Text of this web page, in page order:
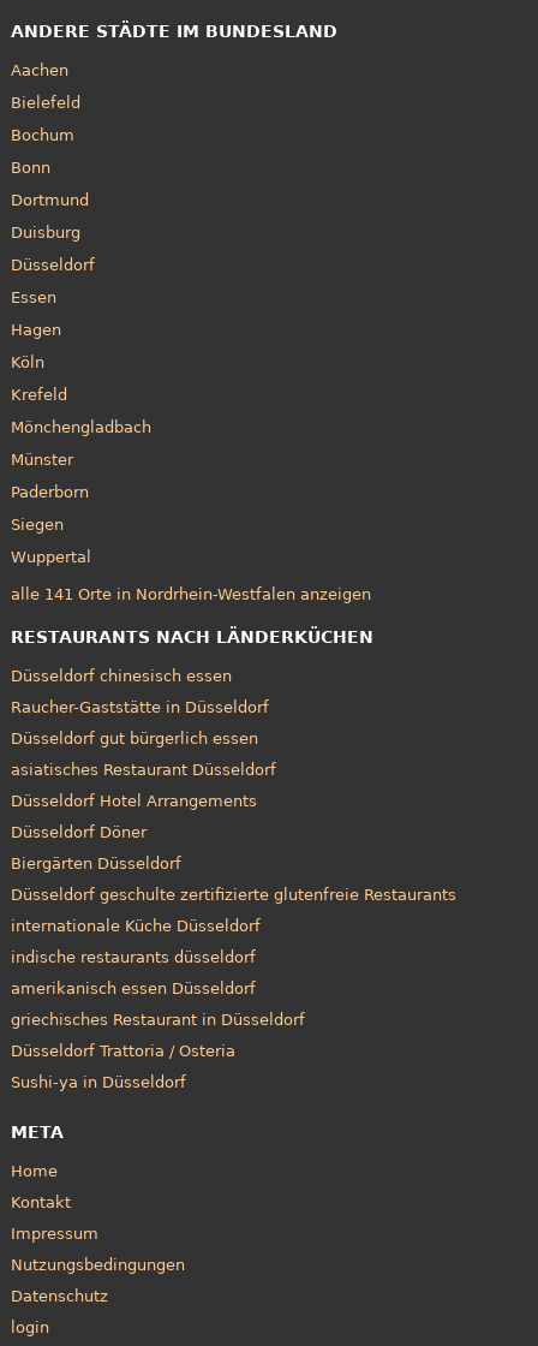
ANDERE STÄDTE IM BUNDESLAND
Aachen
Bielefeld
Bochum
Bonn
Dortmund
Duisburg
Düsseldorf
Essen
Hagen
Köln
Krefeld
Mönchengladbach
Münster
Paderborn
Siegen
Wuppertal
alle 141 Orte in Nordrhein-Westfalen anzeigen
RESTAURANTS NACH LÄNDERKÜCHEN
Düsseldorf chinesisch essen
Raucher-Gaststätte in Düsseldorf
Düsseldorf gut bürgerlich essen
asiatisches Restaurant Düsseldorf
Düsseldorf Hotel Arrangements
Düsseldorf Döner
Biergärten Düsseldorf
Düsseldorf geschulte zertifizierte glutenfreie Restaurants
internationale Küche Düsseldorf
indische restaurants düsseldorf
amerikanisch essen Düsseldorf
griechisches Restaurant in Düsseldorf
Düsseldorf Trattoria / Osteria
Sushi-ya in Düsseldorf
META
Home
Kontakt
Impressum
Nutzungsbedingungen
Datenschutz
login